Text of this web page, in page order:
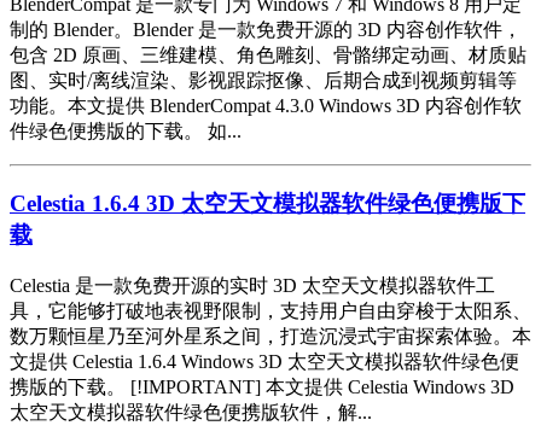
制的 Blender。Blender 是一款免费开源的 3D 内容创作软件，
包含 2D 原画、三维建模、角色雕刻、骨骼绑定动画、材质贴
图、实时/离线渲染、影视跟踪抠像、后期合成到视频剪辑等
功能。本文提供 BlenderCompat 4.3.0 Windows 3D 内容创作软
件绿色便携版的下载。 如...
Celestia 1.6.4 3D 太空天文模拟器软件绿色便携版下
载
Celestia 是一款免费开源的实时 3D 太空天文模拟器软件工
具，它能够打破地表视野限制，支持用户自由穿梭于太阳系、
数万颗恒星乃至河外星系之间，打造沉浸式宇宙探索体验。本
文提供 Celestia 1.6.4 Windows 3D 太空天文模拟器软件绿色便
携版的下载。 [!IMPORTANT] 本文提供 Celestia Windows 3D
太空天文模拟器软件绿色便携版软件，解...